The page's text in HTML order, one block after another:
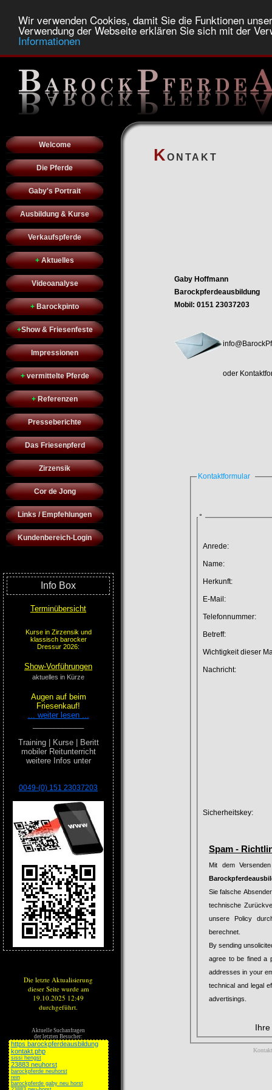
Wir verwenden Cookies, damit Sie die Funktionen
Verwendung der Webseite erklären Sie sich mit der
Informationen
Welcome
Die Pferde
Gaby's Portrait
Ausbildung & Kurse
Verkaufspferde
+Aktuelles
Videoanalyse
+Barockpinto
+Show & Friesenfeste
Impressionen
+vermittelte Pferde
+Referenzen
Presseberichte
Das Friesenpferd
Zirzensik
Cor de Jong
Links / Empfehlungen
Kundenbereich-Login
Info Box
Terminübersicht
Kurse in Zirzensik und
klassisch barocker
Dressur 2026:
Show-Vorführungen
aktuelles in Kürze
Augen auf beim
Friesenkauf!
... weiter lesen ...
Training | Kurse | Beritt
mobiler Reitunterricht
weitere Infos unter
0049-(0) 151 23037203
Die letzte Aktualisierung
dieser Seite wurde am
19.10.2025 12:49
durchgeführt.
Aktuelle Suchanfragen
der letzten Besucher:
https barockpferdeausbildung
kontakt.php
sissi hengst
23883 neuhorst
barockpferde neuhorst
rein
barockpferde gaby neu horst
KONTAKT
Gaby Hoffmann
Barockpferdeausbildung
Mobil: 0151 23037203
oder
Kontaktformular
°
Anrede:
Name:
Herkunft:
E-Mail:
Telefonnummer:
Betreff:
Wichtigkeit dieser
Nachricht:
Sicherheitskey:
Spam -
Mit dem
Sie falsche
technische
unsere Policy
berechnet.
By sending
agree to be fined a
addresses in your email an additional fee for traceback
technical and legal effort necessary to enforce our policy. The same fees apply to unsolicited postal
advertisings.